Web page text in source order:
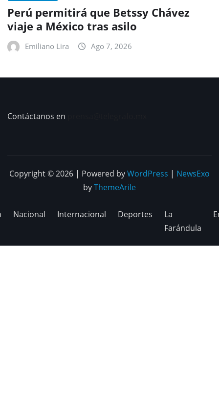
Perú permitirá que Betssy Chávez
viaje a México tras asilo
Emiliano Lira Ago 7, 2026
Contáctanos en
Copyright © 2026 | Powered byWordPress | NewsExo
byThemeArile
Nacional Internacional Deportes
La
Farándula